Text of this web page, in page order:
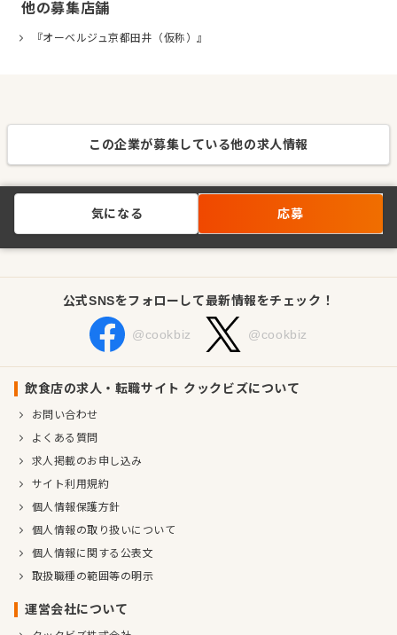
他の募集店舗
『オーベルジュ京都田井（仮称）』
この企業が募集している他の求人情報
気になる 応募
公式SNSをフォローして最新情報をチェック！
@cookbiz @cookbiz
飲食店の求人・転職サイト クックビズについて
お問い合わせ
よくある質問
求人掲載のお申し込み
サイト利用規約
個人情報保護方針
個人情報の取り扱いについて
個人情報に関する公表文
取扱職種の範囲等の明示
運営会社について